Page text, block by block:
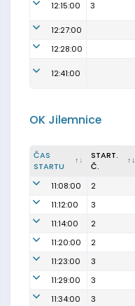
12:15:00 3
12:27:00
12:28:00
12:41:00
OK Jilemnice
ČAS
STARTU
START.
Č.
11:08:00
2
11:12:00
3
11:14:00
2
11:20:00
2
11:23:00
3
11:29:00
3
11:34:00
3